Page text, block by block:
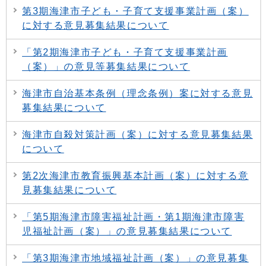
第3期海津市子ども・子育て支援事業計画（案）
に対する意見募集結果について
「第2期海津市子ども・子育て支援事業計画
（案）」の意見等募集結果について
海津市自治基本条例（理念条例）案に対する意見
募集結果について
海津市自殺対策計画（案）に対する意見募集結果
について
第2次海津市教育振興基本計画（案）に対する意
見募集結果について
「第5期海津市障害福祉計画・第1期海津市障害
児福祉計画（案）」の意見募集結果について
「第3期海津市地域福祉計画（案）」の意見募集